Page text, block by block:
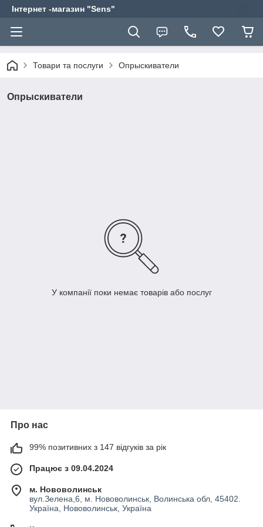
Інтернет -магазин "Sens"
Товари та послуги Опрыскиватели
Опрыскиватели
У компанії поки немає товарів або послуг
Про нас
99% позитивних з 147 відгуків за рік
Працює з 09.04.2024
м. Нововолинськ
вул.Зелена,6, м. Нововолинськ, Волинська обл, 45402.
Україна, Нововолинськ, Україна